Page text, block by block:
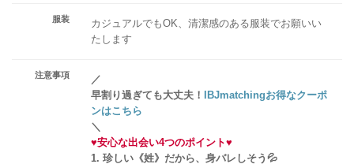
服装
カジュアルでもOK、清潔感のある服装でお願いい
たします
注意事項
／
早割り過ぎても大丈夫！ IBJmatchingお得なクーポ
ンはこちら
＼
♥安心な出会い4つのポイント♥
1. 珍しい《姓》だから、身バレしそう💦